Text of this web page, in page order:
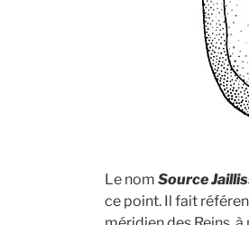
Le nom Source
ce point. Il fait